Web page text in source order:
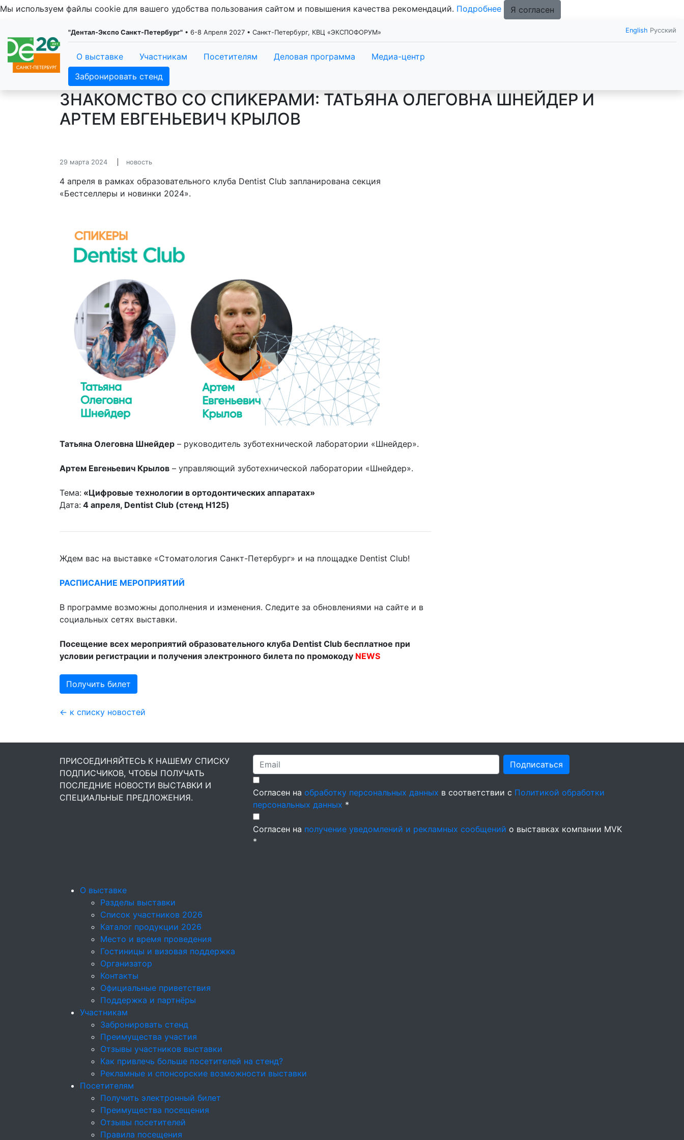
Мы используем файлы cookie для вашего удобства пользования сайтом и повышения качества рекомендаций. Подробнее Я согласен
"Дентал-Экспо Санкт-Петербург" • 6-8 Апреля 2027 • Санкт-Петербург, КВЦ «ЭКСПОФОРУМ» English Русский
О выставке Участникам Посетителям Деловая программа
Медиа-центр
Забронировать стенд
ЗНАКОМСТВО СО СПИКЕРАМИ: ТАТЬЯНА ОЛЕГОВНА ШНЕЙДЕР И
АРТЕМ ЕВГЕНЬЕВИЧ КРЫЛОВ
29 марта 2024 новость
4 апреля в рамках образовательного клуба Dentist Club запланирована секция
«Бестселлеры и новинки 2024».
Татьяна Олеговна Шнейдер – руководитель зуботехнической лаборатории «Шнейдер».
Артем Евгеньевич Крылов – управляющий зуботехнической лаборатории «Шнейдер».
Тема: «Цифровые технологии в ортодонтических аппаратах»
Дата: 4 апреля, Dentist Club (стенд Н125)
Ждем вас на выставке «Стоматология Санкт-Петербург» и на площадке Dentist Club!
РАСПИСАНИЕ МЕРОПРИЯТИЙ
В программе возможны дополнения и изменения. Следите за обновлениями на сайте и в
социальных сетях выставки.
Посещение всех мероприятий образовательного клуба Dentist Club бесплатное при
условии регистрации и получения электронного билета по промокоду NEWS
Получить билет
← к списку новостей
ПРИСОЕДИНЯЙТЕСЬ К НАШЕМУ СПИСКУ
ПОДПИСЧИКОВ, ЧТОБЫ ПОЛУЧАТЬ
ПОСЛЕДНИЕ НОВОСТИ ВЫСТАВКИ И
СПЕЦИАЛЬНЫЕ ПРЕДЛОЖЕНИЯ.
Подписаться
Согласен на обработку персональных данных в соответствии с Политикой обработки
персональных данных *
Согласен на получение уведомлений и рекламных сообщений о выставках компании MVK
*
О выставке
Разделы выставки
Список участников 2026
Каталог продукции 2026
Место и время проведения
Гостиницы и визовая поддержка
Организатор
Контакты
Официальные приветствия
Поддержка и партнёры
Участникам
Забронировать стенд
Преимущества участия
Отзывы участников выставки
Как привлечь больше посетителей на стенд?
Рекламные и спонсорские возможности выставки
Посетителям
Получить электронный билет
Преимущества посещения
Отзывы посетителей
Правила посещения